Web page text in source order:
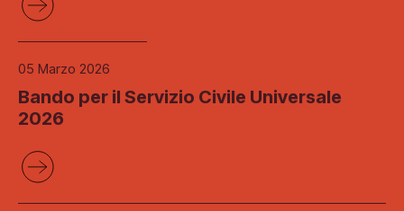
05 Marzo 2026
Bando per il Servizio Civile Universale
2026